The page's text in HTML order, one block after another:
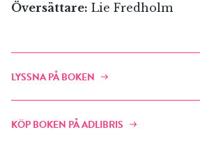
Översättare: Lie Fredholm
LYSSNA PÅ BOKEN
KÖP BOKEN PÅ ADLIBRIS